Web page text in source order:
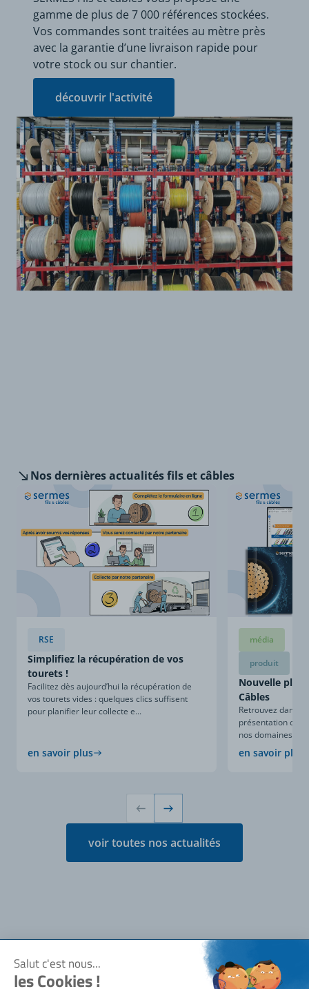
gamme de plus de 7 000 références stockées.
Vos commandes sont traitées au mètre près
avec la garantie d’une livraison rapide pour
votre stock ou sur chantier.
découvrir l'activité
Nos dernièresactualités fils et câbles
RSE
Simplifiez la récupération de vos
tourets !
Facilitez dès aujourd’hui la récupération de
vos tourets vides : quelques clics suffisent
pour planifier leur collecte e...
en savoir plus
média
produit
Nouvelle
Câbles
Retrouvez dans
présentation
nos domaines
en savoir plus
voir toutes nos actualités